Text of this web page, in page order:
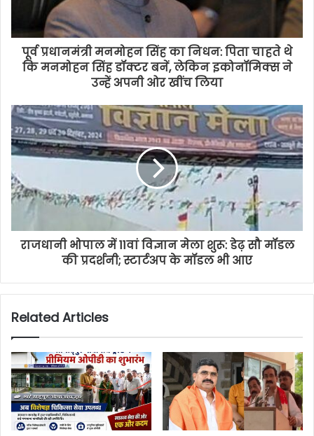
पूर्व प्रधानमंत्री मनमोहन सिंह का निधन: पिता चाहते थे
कि मनमोहन सिंह डॉक्टर बनें, लेकिन इकोनॉमिक्स ने
उन्हें अपनी ओर खींच लिया
राजधानी भोपाल में 11वां विज्ञान मेला शुरू: डेढ़ सौ मॉडल
की प्रदर्शनी; स्टार्टअप के मॉडल भी आए
Related Articles